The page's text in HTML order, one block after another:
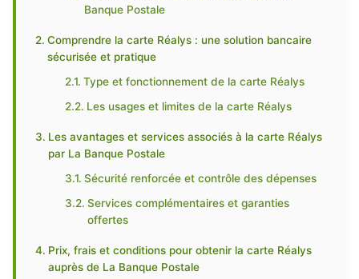
Banque Postale
Comprendre la carte Réalys : une solution bancaire
sécurisée et pratique
Type et fonctionnement de la carte Réalys
Les usages et limites de la carte Réalys
Les avantages et services associés à la carte Réalys
par La Banque Postale
Sécurité renforcée et contrôle des dépenses
Services complémentaires et garanties
offertes
Prix, frais et conditions pour obtenir la carte Réalys
auprès de La Banque Postale